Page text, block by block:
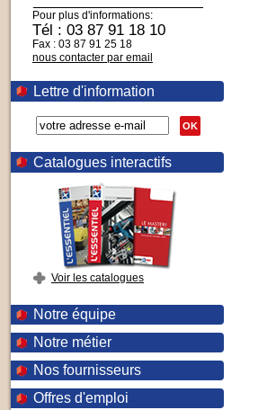
Pour plus d'informations:
Tél : 03 87 91 18 10
Fax : 03 87 91 25 18
nous contacter par email
Lettre d'information
OK
Catalogues interactifs
Voir les catalogues
Notre équipe
Notre métier
Nos fournisseurs
Offres d'emploi